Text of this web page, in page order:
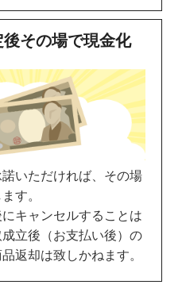
後その場で現金化
いただければ、その場
す。
キャンセルすることは
立後（お支払い後）の
返却は致しかねます。